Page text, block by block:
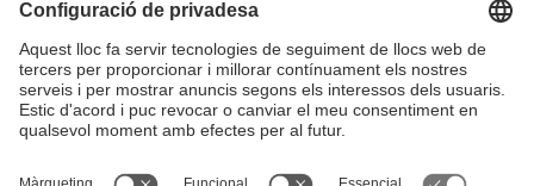
Llista Xarxes Socials